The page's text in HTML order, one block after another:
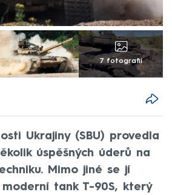
7 fotografií
Ukrajiny (SBU) provedla
úspěšných úderů na
Mimo jiné se jí
tank T-90S, který